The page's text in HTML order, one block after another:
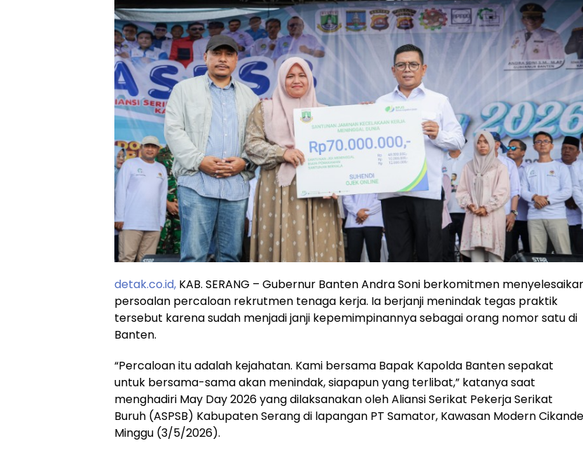
detak.co.id, KAB. SERANG – Gubernur Banten Andra Soni berkomitmen
persoalan percaloan rekrutmen tenaga kerja. Ia berjanji menindak tegas praktik
tersebut karena sudah menjadi janji kepemimpinannya sebagai orang nomor satu di
Banten.
“Percaloan itu adalah kejahatan. Kami bersama Bapak Kapolda Banten sepakat
untuk bersama-sama akan menindak, siapapun yang terlibat,” katanya saat
menghadiri May Day 2026 yang dilaksanakan oleh Aliansi Serikat Pekerja Serikat
Buruh (ASPSB) Kabupaten Serang di lapangan PT Samator, Kawasan Modern
Minggu (3/5/2026).